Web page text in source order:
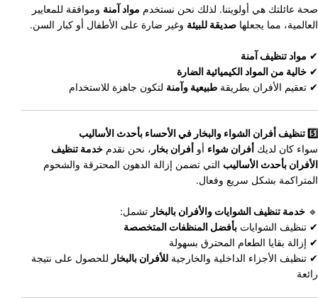
صحة عائلتك هي أولويتنا. لذلك نحن نستخدم مواد آمنة وموافقة للمعايير
العالمية، مما يجعلها صديقة للبيئة وغير ضارة على الأطفال أو كبار السن.
✔ مواد تنظيف آمنة
✔ خالية من المواد الكيميائية الضارة
✔ تعقيم الأفران بطريقة طبيعية وآمنة لتكون جاهزة للاستخدام
5️⃣ تنظيف أفران الشواء والبخار في الأحساء بأحدث الأساليب
سواء كان لديك أفران شواء أو أفران بخار ، نحن نقدم خدمة تنظيف
الأفران بأحدث الأساليب التي تضمن إزالة الدهون المحترقة والشحوم
المتراكمة بشكل سريع وفعال.
🔹 خدمة تنظيف الشوايات والأفران بالبخار تشمل:
✔ تنظيف الشوايات بأفضل المنظفات المتخصصة
✔ إزالة بقايا الطعام المحترق بسهولة
✔ تنظيف الأجزاء الداخلية والخارجية للأفران بالبخار للحصول على نتيجة
رائعة